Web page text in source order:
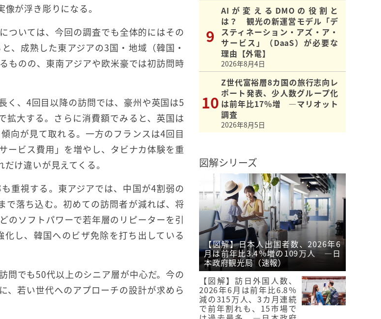
が浮き彫りになる。
ついては、今回の調査でも全体的にはその
、成熟した東アジアの3国・地域（韓国・
ものの、東南アジアや欧米豪では初訪問時
く、4回目以降の訪問では、豪州や英国は5
大する。さらに消費額でみると、英国は
向が見て取れる。一方のフランスは4回目
ービス費用」を増やし、タビナカ体験を重
け違いが見えてくる。
重視する。東アジアでは、中国が4割弱の
で落ち込む。初めての訪問者が減れば、将
のソフトパワーで若年層のリピーターを引
し、韓国へのビザ免除を打ち出している
問でも50代以上のシニア層が中心だ。今の
、若い世代へのアプローチの設計が求めら
AIが変えるDMOの役割と
は？ 観光の新運営モデル「デ
スティネーション・アズ・ア・
サービス」（DaaS）が必要な
理由【外電】
2026年8月4日
Z世代富裕層8カ国の旅行志向レ
ポート発表、少人数グループ化
は前年比17％増 ―マリオット
調査
2026年8月5日
図解シリーズ
【図解】日本人出国者数、2026年6
月は前年比3.4％増の109万人 ―日
本政府観光局（速報）
【図解】訪日外国人数、
2026年6月は前年比6.8％
減の315万人、3カ月連続
で前年割れも、15市場で